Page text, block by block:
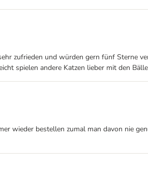
zufrieden und würden gern fünf Sterne
spielen andere Katzen lieber mit den
wieder bestellen zumal man davon nie